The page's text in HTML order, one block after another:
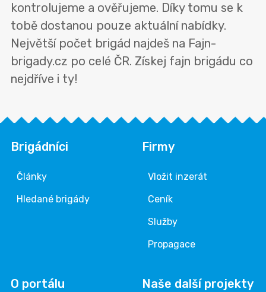
kontrolujeme a ověřujeme. Díky tomu se k
tobě dostanou pouze aktuální nabídky.
Největší počet brigád najdeš na Fajn-
brigady.cz po celé ČR. Získej fajn brigádu co
nejdříve i ty!
Brigádníci
Články
Hledané brigády
Firmy
Vložit inzerát
Ceník
Služby
Propagace
O portálu Naše další projekty